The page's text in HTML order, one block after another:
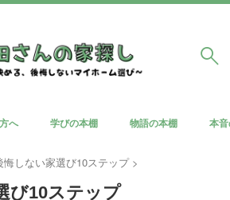
へ 学びの本棚 物語の本棚 本
悔しない家選び10ステップ >
び10ステップ